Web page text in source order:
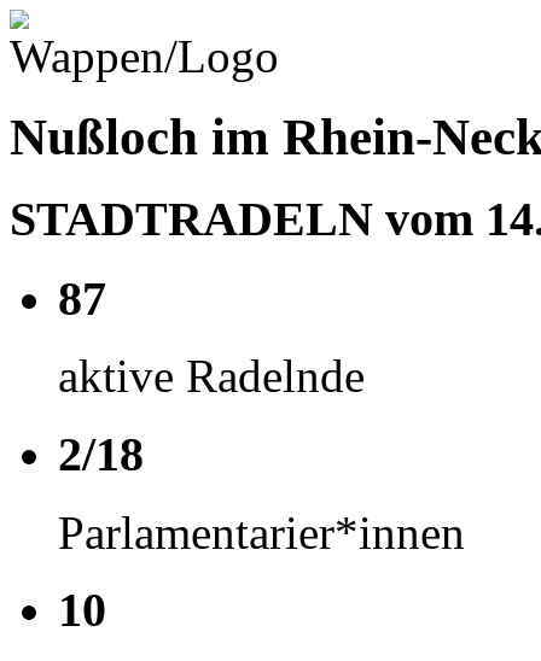
Nußloch im Rhein-
STADTRADELN vom
87
aktive Radelnde
2/18
Parlamentarier*innen
10